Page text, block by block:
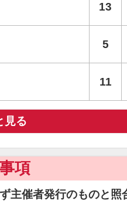
13
5
11
見る
項
主催者発行のものと照